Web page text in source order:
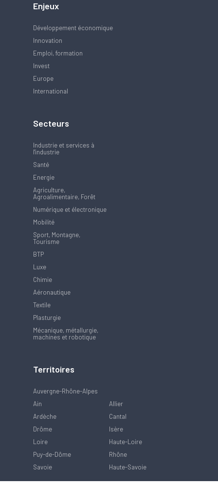
Enjeux
Développement économique
Innovation
Emploi, formation
Invest
Europe
International
Secteurs
Industrie et services à
l'industrie
Santé
Energie
Agriculture,
Agroalimentaire, Forêt
Numérique et électronique
Mobilité
Sport, Montagne,
Tourisme
BTP
Luxe
Chimie
Aéronautique
Textile
Plasturgie
Mécanique, métallurgie,
machines et robotique
Territoires
Auvergne-Rhône-Alpes
Ain
Allier
Ardèche
Cantal
Drôme
Isère
Loire
Haute-Loire
Puy-de-Dôme
Rhône
Savoie
Haute-Savoie